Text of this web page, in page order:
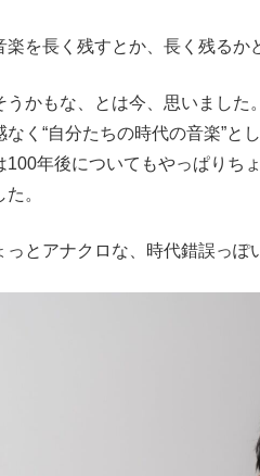
を長く残すとか、長く残るか
かもな、とは今、思いました
く“自分たちの時代の音楽”と
100年後についてもやっぱりち
。
とアナクロな、時代錯誤っぽ